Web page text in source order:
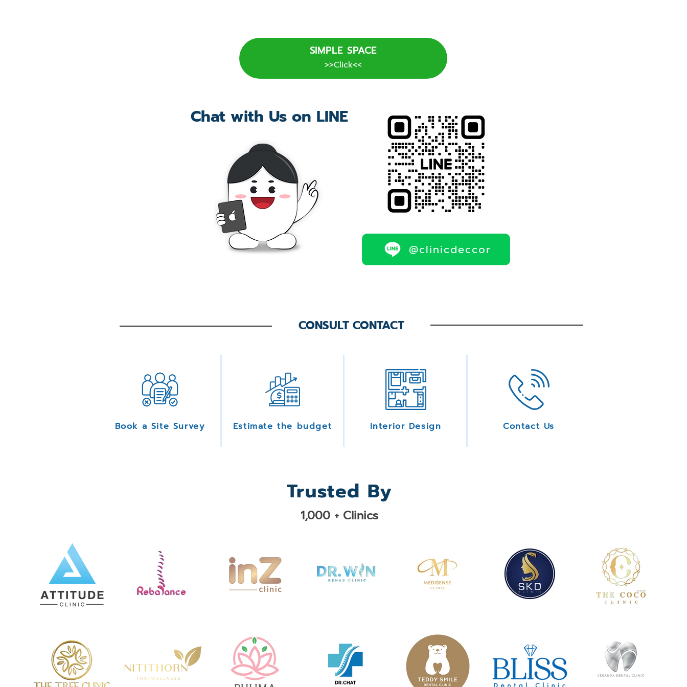
SIMPLE SPACE
>>Click<<
@clinicdeccor
Chat with Us on LINE
CONSULT CONTACT
Book a Site Survey Estimate the budget Interior Design Contact Us
Trusted By
1,000 + Clinics